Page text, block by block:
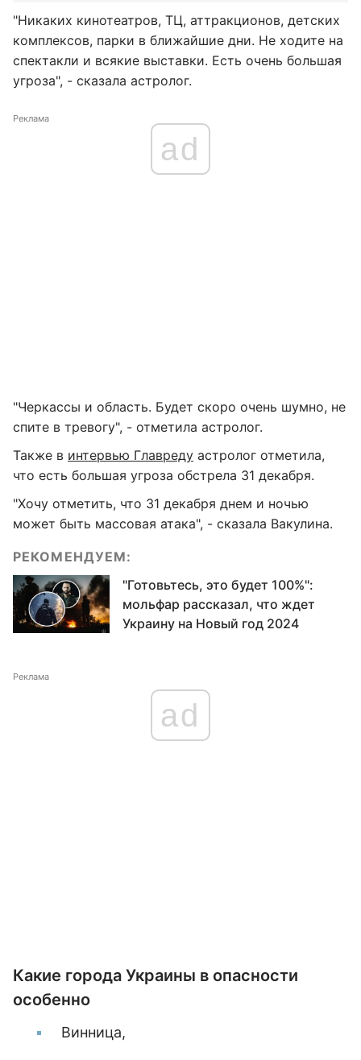
"Никаких кинотеатров, ТЦ, аттракционов, детских
комплексов, парки в ближайшие дни. Не ходите на
спектакли и всякие выставки. Есть очень большая
угроза", - сказала астролог.
Реклама
ad
"Черкассы и область. Будет скоро очень шумно, не
спите в тревогу", - отметила астролог.
Также в интервью Главреду астролог отметила,
что есть большая угроза обстрела 31 декабря.
"Хочу отметить, что 31 декабря днем и ночью
может быть массовая атака", - сказала Вакулина.
РЕКОМЕНДУЕМ:
"Готовьтесь, это будет 100%":
мольфар рассказал, что ждет
Украину на Новый год 2024
Реклама
ad
Какие города Украины в опасности
особенно
Винница,